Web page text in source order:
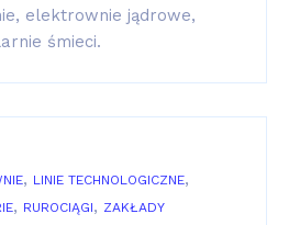
elektrownie jądrowe,
śmieci.
, LINIE TECHNOLOGICZNE,
, RUROCIĄGI, ZAKŁADY